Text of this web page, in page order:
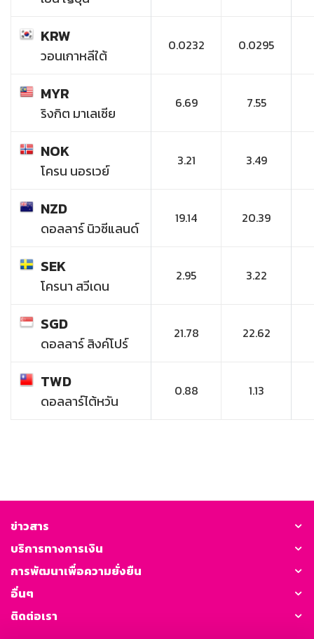
KRW
วอนเกาหลีใต้
0.0232 0.0295
MYR
ริงกิต มาเลเซีย
6.69 7.55
NOK
โครน นอรเวย์
3.21 3.49
NZD
ดอลลาร์ นิวซีแลนด์
19.14 20.39
SEK
โครนา สวีเดน
2.95 3.22
SGD
ดอลลาร์ สิงค์โปร์
21.78 22.62
TWD
ดอลลาร์ไต้หวัน
0.88 1.13
ข่าวสาร
บริการทางการเงิน
การพัฒนาเพื่อความยั่งยืน
อื่นๆ
ติดต่อเรา